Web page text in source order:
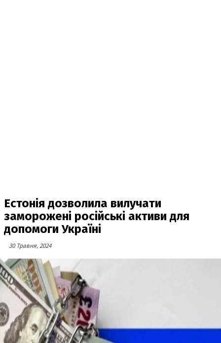
Естонія дозволила вилучати
заморожені російські активи для
допомоги Україні
30 Травня, 2024